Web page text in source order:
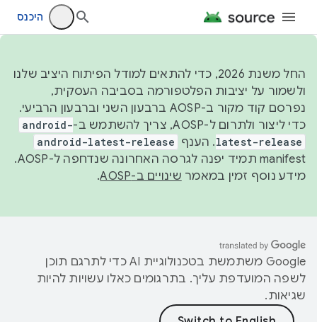
היכנס
החל משנת 2026, כדי להתאים למודל הפיתוח היציב שלנו
ולשמור על יציבות הפלטפורמה בסביבה העסקית,
נפרסם קוד מקור ב-AOSP ברבעון השני וברבעון הרביעי.
כדי ליצור ולתרום ל-AOSP, צריך להשתמש ב-
android-
latest-release. הענף android-latest-release
manifest תמיד יפנה לגרסה האחרונה שנדחפה ל-AOSP.
מידע נוסף זמין במאמר שינויים ב-AOSP .
‫Google משתמשת בטכנולוגיית AI כדי לתרגם תוכן
לשפה המועדפת עליך. בתרגומים כאלו עשויות להיות
שגיאות.